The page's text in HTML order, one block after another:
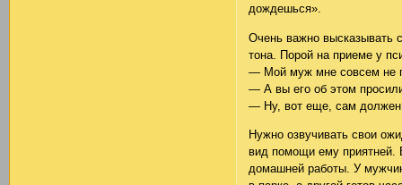
дождешься».
Очень важно высказывать
тона. Порой на приеме у
— Мой муж мне совсем не
— А вы его об этом
— Ну, вот еще, сам должен
Нужно озвучивать свои
вид помощи ему
домашней работы. У